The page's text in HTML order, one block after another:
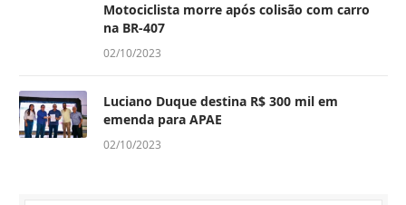
Motociclista morre após colisão com carro
na BR-407
02/10/2023
Luciano Duque destina R$ 300 mil em
emenda para APAE
02/10/2023